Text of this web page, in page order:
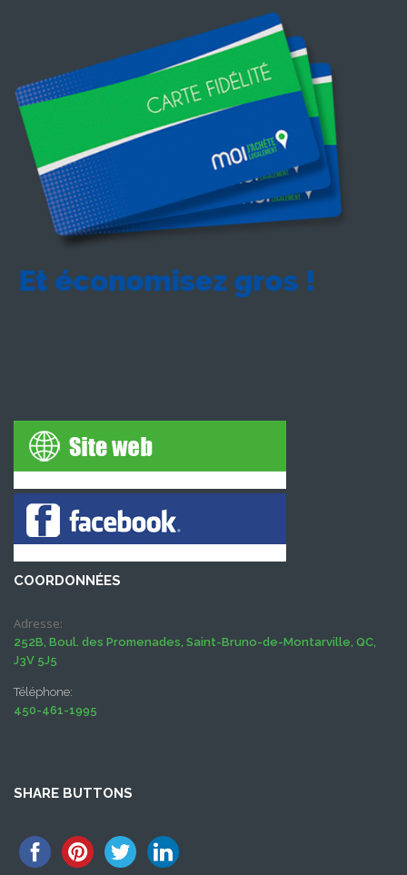
COORDONNÉES
Adresse:
252B, Boul. des Promenades, Saint-Bruno-de-Montarville, QC,
J3V 5J5
Téléphone:
450-461-1995
SHARE BUTTONS